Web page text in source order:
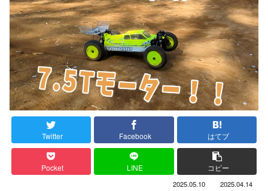
Twitter Facebook はてブ
Pocket LINE コピー
2025.05.10 2025.04.14